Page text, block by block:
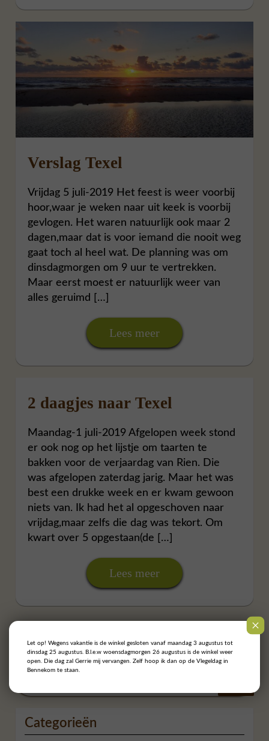
Verslag Texel
Vrijdag 5 juli-2019 Het feest is weer voorbij
hoor,waar je weken naar uit keek is voorbij
gevlogen. Het waren natuurlijk ook maar 2
dagen,maar dat is voor iemand die nooit weg
gaat toch al heel wat. De planning was om
dinsdagmorgen om 9 uur te vertrekken.
Maar eerst moest er natuurlijk weer van
alles geruimd […]
Lees meer
2 daagjes naar Texel
Maandag-1 juli-2019 Afgelopen week stond
er ook nog op het lijstje om taarten te
bakken voor de verjaardag van Rien. Die
was afgelopen zaterdag jarig. Maar het was
best een drukke week en er kwam gewoon
niets van. Ik had het al opgeschoven naar
vrijdag,maar zelfs die dag was tekort. Om
kwart over 5 opgestaan(de […]
Lees meer
Categorieën
Let op! Wegens vakantie is de winkel gesloten vanaf maandag 3 augustus tot
dinsdag 25 augustus. B.l.e.w woensdagmorgen 26 augustus is de winkel weer
open. Die dag zal Gerrie mij vervangen. Zelf hoop ik dan op de Vlegeldag in
Bennekom te staan.